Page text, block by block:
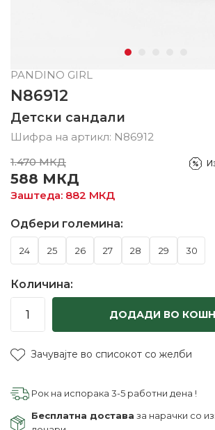
PANDINO GIRL
N86912
Детски сандали
Шифра на артикл: N86912
1.470 МКД
588 МКД
Заштеда: 882 МКД
Одбери големина:
24 25 26 27 28 29 30
Количина:
ДОДАДИ ВО
Зачувајте во списокот со желби
Рок на испорака 3-5 работни дена !
Бесплатна достава за нарачки со